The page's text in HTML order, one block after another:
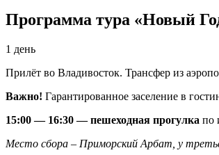
Программа тура «Новый
1 день
Прилёт во Владивосток. Трансфер из
Важно! Гарантированное заселение в
15:00 — 16:30 — пешеходная прогулка по
Место сбора – Приморский Арбат, у